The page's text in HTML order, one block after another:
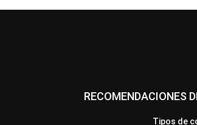
RECOMENDACIONES
Tipos de